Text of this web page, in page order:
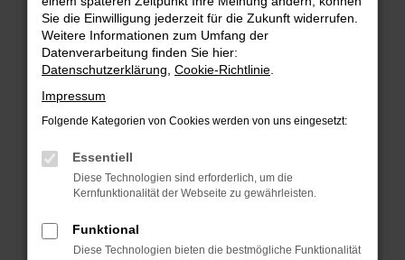
Hier sind ein paar Tipps, die dir helfen können:
Überprüfe deine Firewall und deine
Internetverbindung.
Laden andere Webseiten, zum Beispiel deine
Suchmaschine?
Prüfe deine Browsererweiterungen.
Manche Erweiterungen, wie Werbeblocker,
können das Laden bestimmter Seiten
verhindern. Funktioniert die Seite in einem
Fenster?
Starte dein Gerät neu.
Sie die Einwilligung jederzeit für die Zukunft widerrufen.
Weitere Informationen zum Umfang der
Datenverarbeitung finden Sie hier:
Datenschutzerklärung Cookie-Richtlinie
Impressum
Folgende Kategorien von Cookies werden von uns eingesetzt:
Essentiell
Diese Technologien sind erforderlich, um die
Kernfunktionalität der Webseite zu gewährleisten.
Funktional
Diese Technologien bieten die bestmögliche Funktionalität